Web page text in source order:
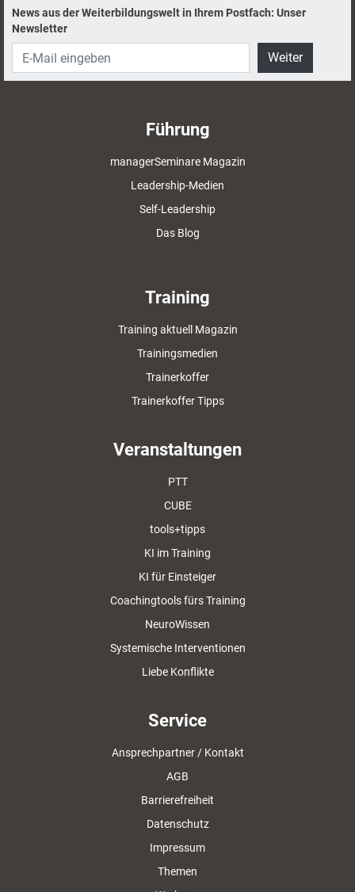
News aus der Weiterbildungswelt in Ihrem Postfach: Unser
Newsletter
Weiter
Führung
managerSeminare Magazin
Leadership-Medien
Self-Leadership
Das Blog
Training
Training aktuell Magazin
Trainingsmedien
Trainerkoffer
Trainerkoffer Tipps
Veranstaltungen
PTT
CUBE
tools+tipps
KI im Training
KI für Einsteiger
Coachingtools fürs Training
NeuroWissen
Systemische Interventionen
Liebe Konflikte
Service
Ansprechpartner / Kontakt
AGB
Barrierefreiheit
Datenschutz
Impressum
Themen